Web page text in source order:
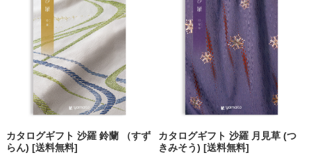
カタログギフト 沙羅 鈴蘭 （すず
らん) [送料無料]
カタログギフト 沙羅 月見草 (つ
きみそう) [送料無料]